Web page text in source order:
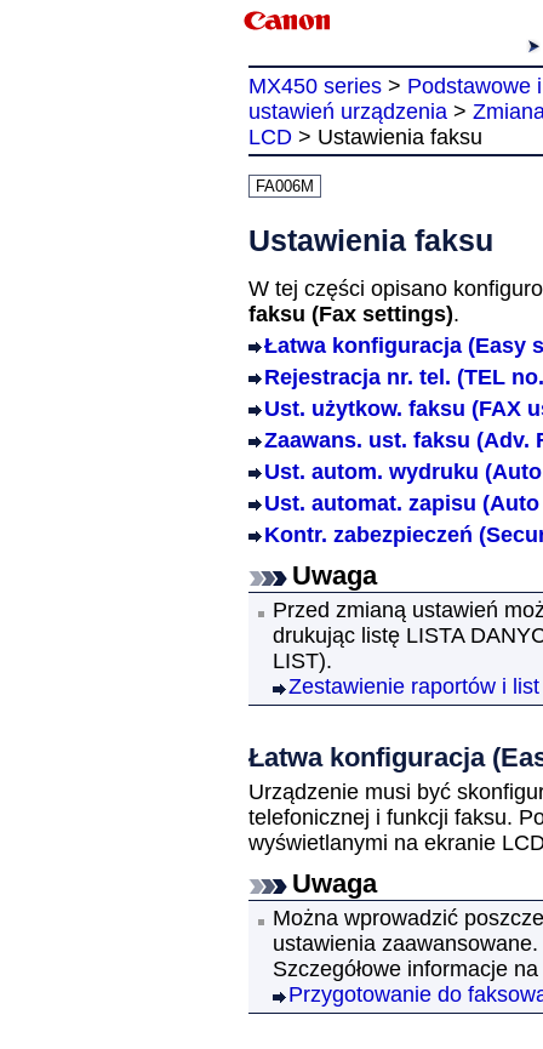
MX450 series > Podstawowe
ustawień urządzenia >
LCD > Ustawienia faksu
FA006M
Ustawienia faksu
W tej części opisano
faksu (Fax settings).
Łatwa konfiguracja (Easy
Rejestracja nr. tel. (TEL
Ust. użytkow. faksu (FAX
Zaawans. ust. faksu (Adv.
Ust. autom. wydruku
Ust. automat. zapisu
Kontr. zabezpieczeń
Uwaga
Przed zmianą ustawień
drukując listę LISTA
LIST).
Zestawienie raportów i list
Łatwa konfiguracja
Urządzenie musi być
telefonicznej i funkcji faksu.
wyświetlanymi na ekranie
Uwaga
Można wprowadzić
ustawienia zaawansowane.
Szczegółowe informacje
Przygotowanie do